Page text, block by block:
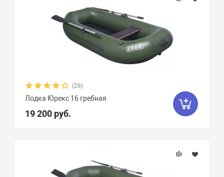
(26)
Лодка Юрекс 16 гребная
19 200 руб.